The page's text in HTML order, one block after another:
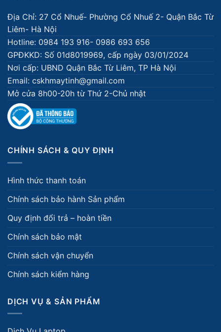
Địa Chỉ: 27 Cổ Nhuế- Phường Cổ Nhuế 2- Quận Bắc Từ
Liêm- Hà Nội
Hotline: 0984 193 916- 0986 693 656
GPĐKKD: Số 01d8019969, cấp ngày 03/01/2024
Nơi cấp: UBND Quận Bắc Từ Liêm, TP Hà Nội
Email: cskhmaytinh@gmail.com
Mở cửa 8h00-20h từ Thứ 2-Chủ nhật
CHÍNH SÁCH & QUY ĐỊNH
Hình thức thanh toán
Chính sách bảo hành Sản phẩm
Quy định đổi trả – hoàn tiền
Chính sách bảo mật
Chính sách vận chuyển
Chính sách kiểm hàng
DỊCH VỤ & SẢN PHẨM